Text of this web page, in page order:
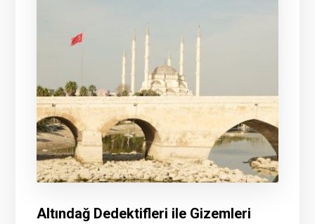
Altındağ Dedektifleri ile Gizemleri